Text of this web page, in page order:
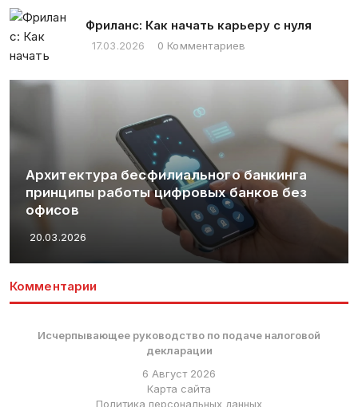
Фриланс: Как начать карьеру с нуля
17.03.2026 0 Комментариев
без
Кредитование для
самозанятых без справок о
комплексный анализ
19.03.2026
Комментарии
Исчерпывающее руководство по подаче налоговой
декларации
6 Август 2026
Карта сайта
Политика персональных данных